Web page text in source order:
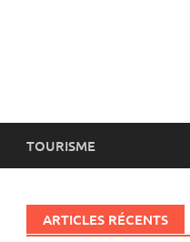
TOURISME
ARTICLES RÉCENTS